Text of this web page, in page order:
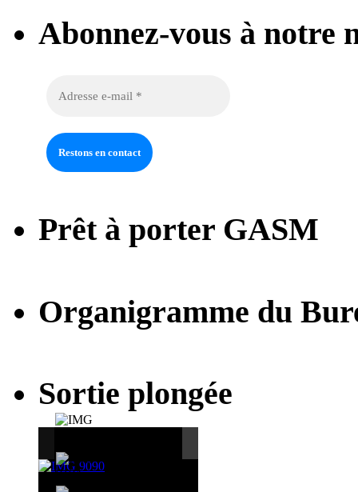
Abonnez-vous à notre
Prêt à porter GASM
Organigramme du
Sortie plongée